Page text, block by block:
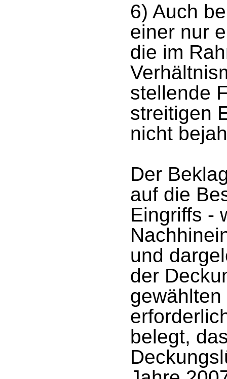
6) Auch
einer nur
die im
stellende
streitigen
nicht
Der
auf die
Eingriffs -
und
der
belegt,